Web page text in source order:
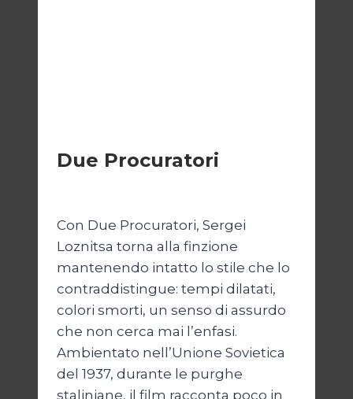
Due Procuratori
Con Due Procuratori, Sergei
Loznitsa torna alla finzione
mantenendo intatto lo stile che lo
contraddistingue: tempi dilatati,
colori smorti, un senso di assurdo
che non cerca mai l’enfasi.
Ambientato nell’Unione Sovietica
del 1937, durante le purghe
staliniane, il film racconta poco in